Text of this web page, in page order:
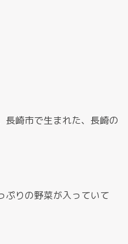
長崎市で生まれた、長崎の
ぷりの野菜が入っていて